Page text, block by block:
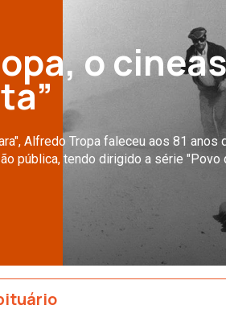
o
Alfredo Tropa faleceu aos 81 anos
pública, tendo dirigido a série "Povo